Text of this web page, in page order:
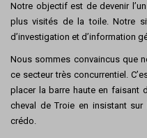
Notre objectif est de devenir
plus visités de la toile. Notre
d’investigation et d’information
Nous sommes convaincus que
ce secteur très concurrentiel.
placer la barre haute en faisant
cheval de Troie en insistant
crédo.